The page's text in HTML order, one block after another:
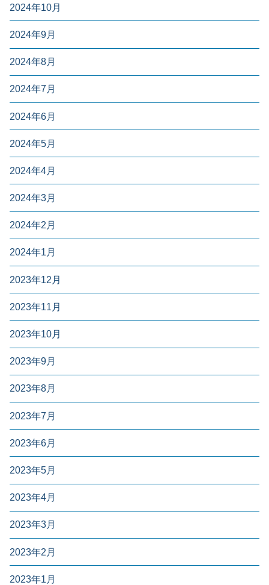
2024年10月
2024年9月
2024年8月
2024年7月
2024年6月
2024年5月
2024年4月
2024年3月
2024年2月
2024年1月
2023年12月
2023年11月
2023年10月
2023年9月
2023年8月
2023年7月
2023年6月
2023年5月
2023年4月
2023年3月
2023年2月
2023年1月